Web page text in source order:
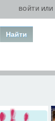
ВОЙТИ ИЛИ